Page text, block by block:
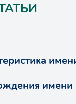
имени